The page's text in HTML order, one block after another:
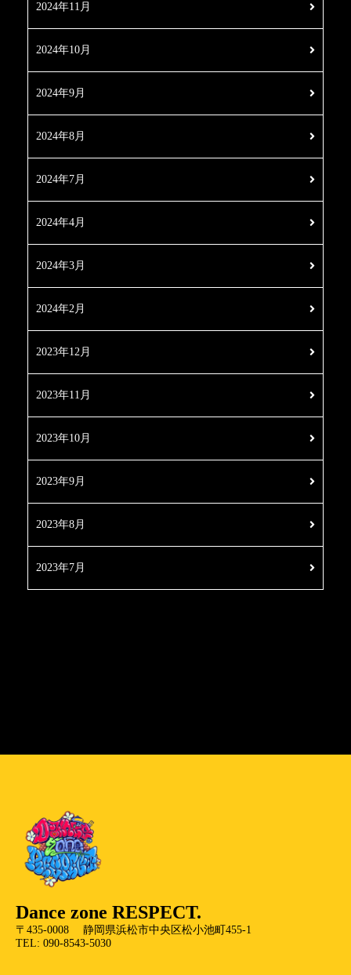
2024年11月
2024年10月
2024年9月
2024年8月
2024年7月
2024年4月
2024年3月
2024年2月
2023年12月
2023年11月
2023年10月
2023年9月
2023年8月
2023年7月
Dance zone RESPECT.
〒435-0008 静岡県浜松市中央区松小池町455-1
TEL: 090-8543-5030